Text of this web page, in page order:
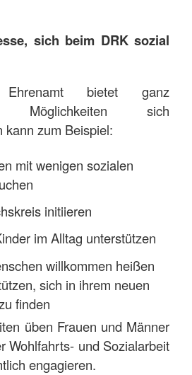
sich beim DRK sozial
bietet ganz
Möglichkeiten sich
kann zum Beispiel:
mit wenigen sozialen
initiieren
im Alltag unterstützen
willkommen heißen
sich in ihrem neuen
finden
üben Frauen und Männer
Wohlfahrts- und Sozialarbeit
engagieren.